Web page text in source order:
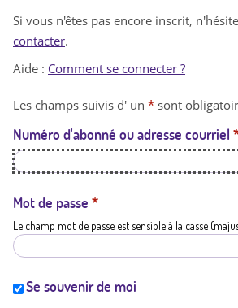
n
t
a
t
i
Si vous n'êtes pas encore inscrit,
contacter.
Aide : Comment se connecter ?
Les champs suivis d' un * sont
Numéro d'abonné ou adresse courriel
Mot de passe *
Le champ mot de passe est sensible à la casse
Se souvenir de moi